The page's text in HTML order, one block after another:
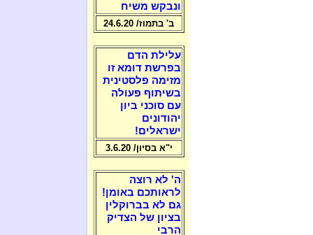
ונבקש משיח
ב' בתמוז/ 24.6.20
עלילת הדם
בפרשת דומא זו
מזימה פלסטינית
בשיתוף פעולה
עם סוכני ביון
יהודונים
ישראלים!
י"א בסיון/ 3.6.20
ה' לא רוצה
לראותכם באומן!
גם לא בברוקלין
בציון של הצדיק
הרבי